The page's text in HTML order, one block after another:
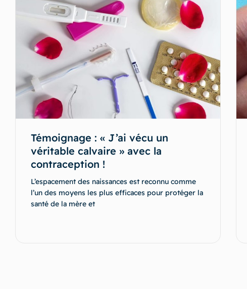
Témoignage : « J’ai vécu un
véritable calvaire » avec la
contraception !
L’espacement des naissances est reconnu comme
l’un des moyens les plus efficaces pour protéger la
santé de la mère et